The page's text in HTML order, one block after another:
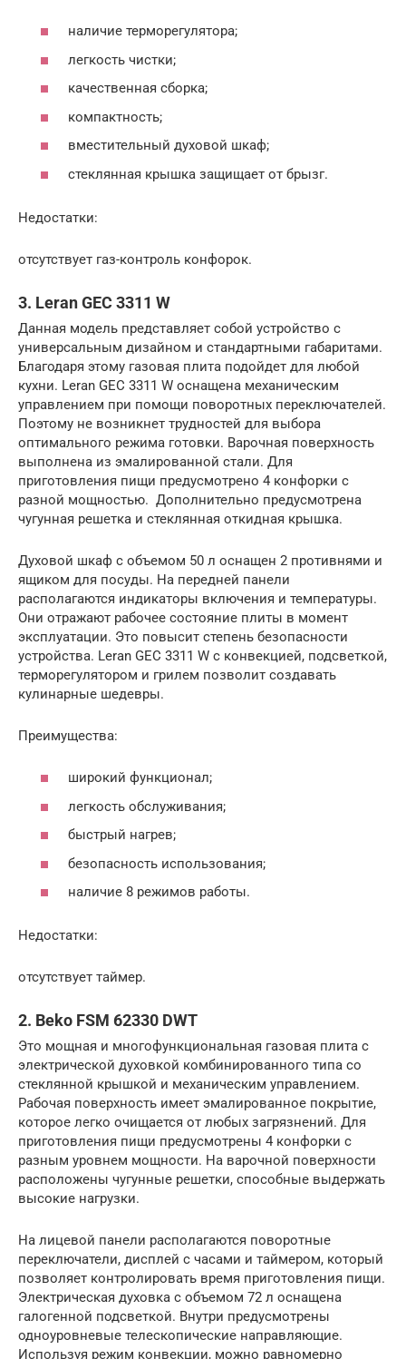
наличие терморегулятора;
легкость чистки;
качественная сборка;
компактность;
вместительный духовой шкаф;
стеклянная крышка защищает от брызг.
Недостатки:
отсутствует газ-контроль конфорок.
3. Leran GEC 3311 W
Данная модель представляет собой устройство с
универсальным дизайном и стандартными габаритами.
Благодаря этому газовая плита подойдет для любой
кухни. Leran GEC 3311 W оснащена механическим
управлением при помощи поворотных переключателей.
Поэтому не возникнет трудностей для выбора
оптимального режима готовки. Варочная поверхность
выполнена из эмалированной стали. Для
приготовления пищи предусмотрено 4 конфорки с
разной мощностью. Дополнительно предусмотрена
чугунная решетка и стеклянная откидная крышка.
Духовой шкаф с объемом 50 л оснащен 2 противнями и
ящиком для посуды. На передней панели
располагаются индикаторы включения и температуры.
Они отражают рабочее состояние плиты в момент
эксплуатации. Это повысит степень безопасности
устройства. Leran GEC 3311 W с конвекцией, подсветкой,
терморегулятором и грилем позволит создавать
кулинарные шедевры.
Преимущества:
широкий функционал;
легкость обслуживания;
быстрый нагрев;
безопасность использования;
наличие 8 режимов работы.
Недостатки:
отсутствует таймер.
2. Beko FSM 62330 DWT
Это мощная и многофункциональная газовая плита с
электрической духовкой комбинированного типа со
стеклянной крышкой и механическим управлением.
Рабочая поверхность имеет эмалированное покрытие,
которое легко очищается от любых загрязнений. Для
приготовления пищи предусмотрены 4 конфорки с
разным уровнем мощности. На варочной поверхности
расположены чугунные решетки, способные выдержать
высокие нагрузки.
На лицевой панели располагаются поворотные
переключатели, дисплей с часами и таймером, который
позволяет контролировать время приготовления пищи.
Электрическая духовка с объемом 72 л оснащена
галогенной подсветкой. Внутри предусмотрены
одноуровневые телескопические направляющие.
Используя режим конвекции, можно равномерно